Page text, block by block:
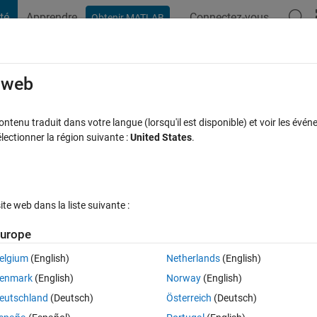
Apprendre Obtenir MATLAB Connectez-vous
Taylor series of multi variables
is such function in Matlab.
traduit dans votre langue (lorsqu'il est disponible) et voir les
la région suivante :United States.
web dans la liste suivante :
(English)
(English)
(Deutsch)
Netherlands(English)
Norway(English)
Österreich (Deutsch)